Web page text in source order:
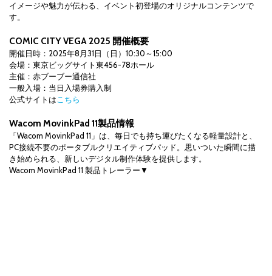
イメージや魅力が伝わる、イベント初登場のオリジナルコンテンツで
す。
COMIC CITY VEGA 2025 開催概要
開催日時：2025年8月31日（日）10:30～15:00
会場：東京ビッグサイト東456-78ホール
主催：赤ブーブー通信社
一般入場：当日入場券購入制
公式サイトは こちら
Wacom MovinkPad 11製品情報
「Wacom MovinkPad 11」は、毎日でも持ち運びたくなる軽量設計と、
PC接続不要のポータブルクリエイティブパッド。思いついた瞬間に描
き始められる、新しいデジタル制作体験を提供します。
Wacom MovinkPad 11 製品トレーラー▼